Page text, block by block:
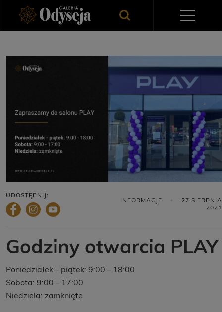
UDOSTĘPNIJ:
INFORMACJE
27 SIERPNIA
2021
Godziny otwarcia PLAY
Poniedziałek – piątek: 9:00 – 18:00
Sobota: 9:00 – 17:00
Niedziela: zamknięte